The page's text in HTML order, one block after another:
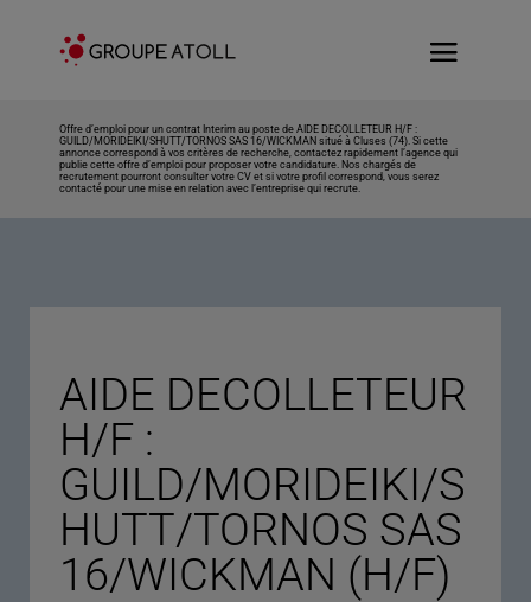
Offre d’emploi pour un contrat Interim au poste de AIDE DECOLLETEUR H/F :
GUILD/MORIDEIKI/SHUTT/TORNOS SAS 16/WICKMAN situé à Cluses (74). Si cette
annonce correspond à vos critères de recherche, contactez rapidement l’agence qui
publie cette offre d’emploi pour proposer votre candidature. Nos chargés de
recrutement pourront consulter votre CV et si votre profil correspond, vous serez
contacté pour une mise en relation avec l’entreprise qui recrute.
AIDE DECOLLETEUR
H/F :
GUILD/MORIDEIKI/S
HUTT/TORNOS SAS
16/WICKMAN (H/F)